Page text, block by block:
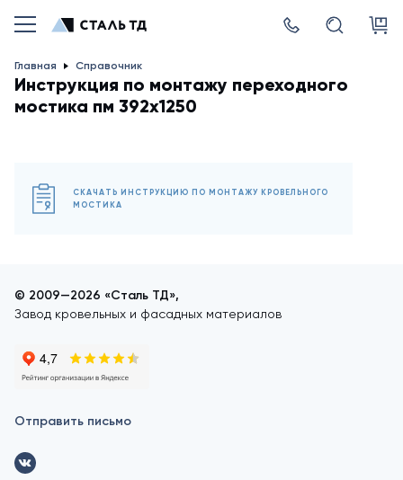
Главная Справочник
Инструкция по монтажу переходного
мостика пм 392x1250
СКАЧАТЬ ИНСТРУКЦИЮ ПО МОНТАЖУ КРОВЕЛЬНОГО
МОСТИКА
© 2009—2026 «Сталь ТД»,
Завод кровельных и фасадных материалов
Отправить письмо